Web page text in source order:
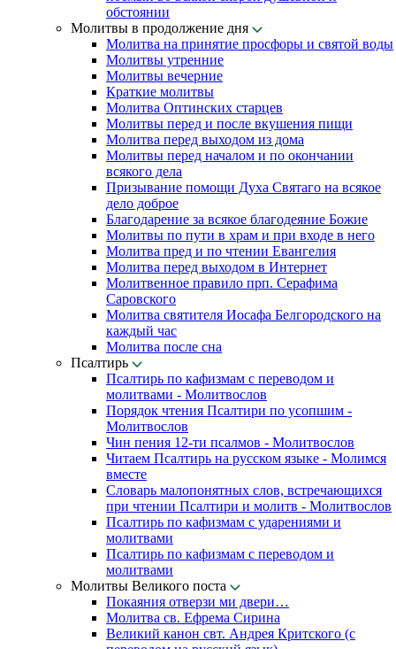
обстоянии
Молитвы в продолжение дня
Молитва на принятие просфоры и святой воды
Молитвы утренние
Молитвы вечерние
Краткие молитвы
Молитва Оптинских старцев
Молитвы перед и после вкушения пищи
Молитва перед выходом из дома
Молитвы перед началом и по окончании
всякого дела
Призывание помощи Духа Святаго на всякое
дело доброе
Благодарение за всякое благодеяние Божие
Молитвы по пути в храм и при входе в него
Молитва пред и по чтении Евангелия
Молитва перед выходом в Интернет
Молитвенное правило прп. Серафима
Саровского
Молитва святителя Иосафа Белгородского на
каждый час
Молитва после сна
Псалтирь
Псалтирь по кафизмам с переводом и
молитвами - Молитвослов
Порядок чтения Псалтири по усопшим -
Молитвослов
Чин пения 12-ти псалмов - Молитвослов
Читаем Псалтирь на русском языке - Молимся
вместе
Словарь малопонятных слов, встречающихся
при чтении Псалтири и молитв - Молитвослов
Псалтирь по кафизмам с ударениями и
молитвами
Псалтирь по кафизмам с переводом и
молитвами
Молитвы Великого поста
Покаяния отверзи ми двери…
Молитва св. Ефрема Сирина
Великий канон свт. Андрея Критского (с